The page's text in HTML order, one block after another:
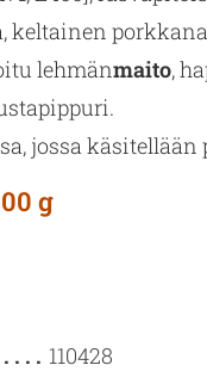
kel­tai­nen
leh­mänmaito,
jossa kä­si­tel­lään
g
110428